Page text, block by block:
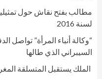
مطالب بفتح نقاش حول
لسنة 2016
“وكالة أنباء المرأة” تواصل
السيبراني الذي طالها
الملك يستقبل المتسلقة